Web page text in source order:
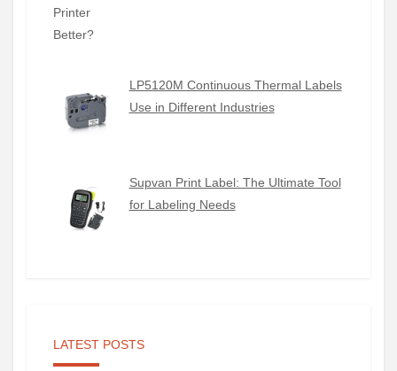
LP5120M Continuous Thermal Labels
Use in Different Industries
Supvan Print Label: The Ultimate Tool
for Labeling Needs
LATEST POSTS